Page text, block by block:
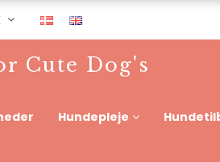
Cute Dog's
Hundepleje